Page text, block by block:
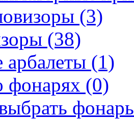
(3)
(38)
арбалеты (1)
фонарях (0)